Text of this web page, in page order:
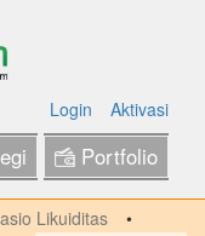
Login Aktivasi
Portfolio
Likuiditas